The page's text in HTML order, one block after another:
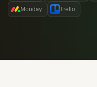
Monday Trello